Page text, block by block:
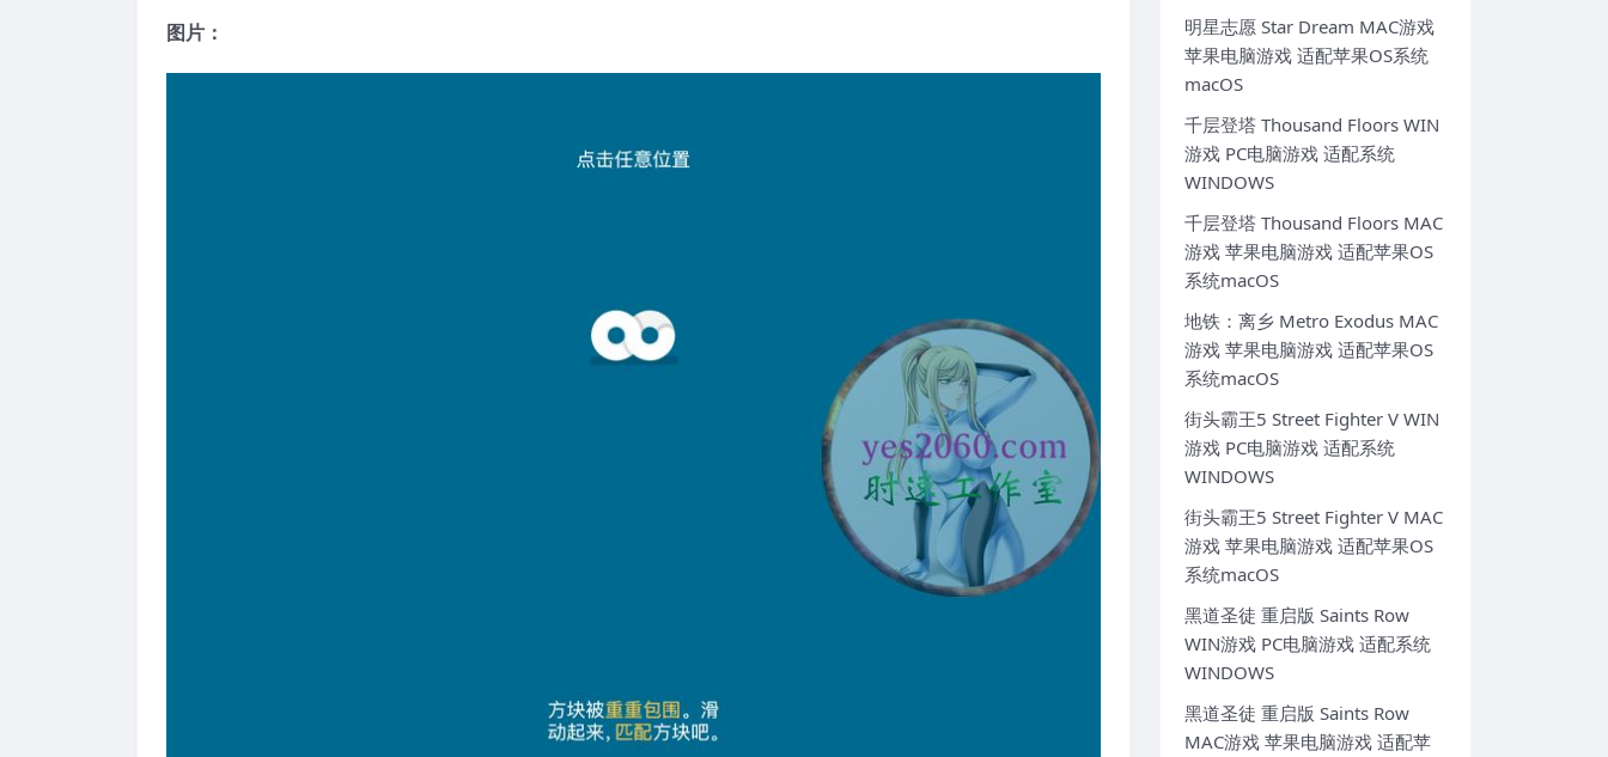
图片：
明星志愿 Star Dream MAC游戏
苹果电脑游戏 适配苹果OS系统
macOS
千层登塔 Thousand Floors WIN
游戏 PC电脑游戏 适配系统
WINDOWS
千层登塔 Thousand Floors MAC
游戏 苹果电脑游戏 适配苹果OS
系统macOS
地铁：离乡 Metro Exodus MAC
游戏 苹果电脑游戏 适配苹果OS
系统macOS
街头霸王5 Street Fighter V WIN
游戏 PC电脑游戏 适配系统
WINDOWS
街头霸王5 Street Fighter V MAC
游戏 苹果电脑游戏 适配苹果OS
系统macOS
黑道圣徒 重启版 Saints Row
WIN游戏 PC电脑游戏 适配系统
WINDOWS
黑道圣徒 重启版 Saints Row
MAC游戏 苹果电脑游戏 适配苹